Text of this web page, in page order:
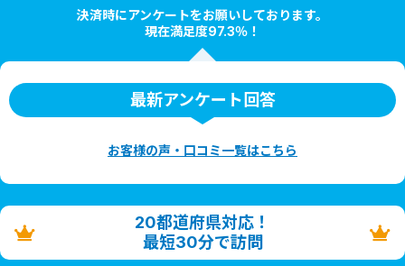
決済時にアンケートをお願いしております。
現在満足度97.3％！
最新アンケート回答
お客様の声・口コミ一覧はこちら
20都道府県対応！
最短30分で訪問